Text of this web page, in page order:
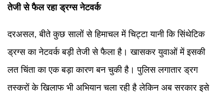
तेजी से फैल रहा ड्रग्स नेटवर्क
दरअसल, बीते कुछ सालों से हिमाचल में चिट्टा यानी कि सिंथेटिक
ड्रग्स का नेटवर्क बड़ी तेजी से फैला है। खासकर युवाओं में इसकी
लत चिंता का एक बड़ा कारण बन चुकी है। पुलिस लगातार ड्रग
तस्करों के खिलाफ भी अभियान चला रही है लेकिन अब सरकार इसे